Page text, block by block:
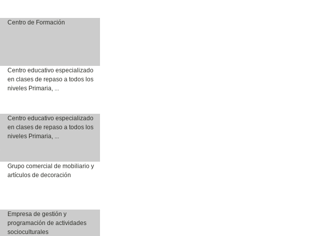
Centro de Formación
Centro educativo especializado
en clases de repaso a todos los
niveles Primaria, ...
Centro educativo especializado
en clases de repaso a todos los
niveles Primaria, ...
Grupo comercial de mobiliario y
artículos de decoración
Empresa de gestión y
programación de actividades
socioculturales